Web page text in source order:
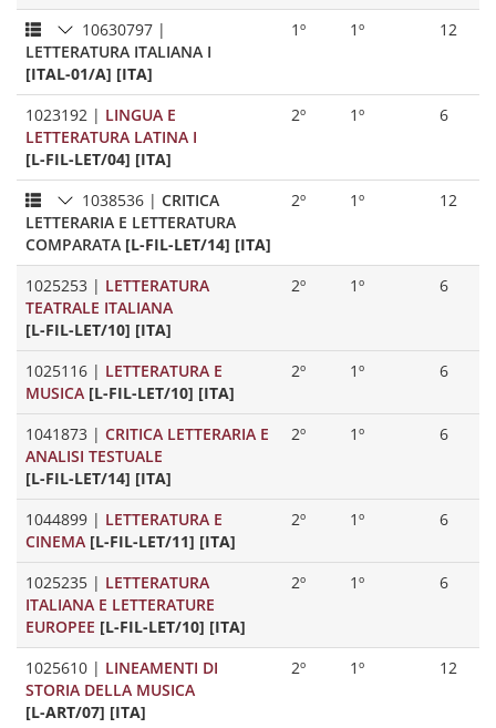
10630797 |
LETTERATURA ITALIANA I
[ITAL-01/A] [ITA]
1º 1º 12
1023192 | LINGUA E
LETTERATURA LATINA I
[L-FIL-LET/04] [ITA]
2º 1º 6
1038536 | CRITICA
LETTERARIA E LETTERATURA
COMPARATA [L-FIL-LET/14] [ITA]
2º 1º 12
1025253 | LETTERATURA
TEATRALE ITALIANA
[L-FIL-LET/10] [ITA]
2º 1º 6
1025116 | LETTERATURA E
MUSICA [L-FIL-LET/10] [ITA]
2º 1º 6
1041873 | CRITICA LETTERARIA E
ANALISI TESTUALE
[L-FIL-LET/14] [ITA]
2º 1º 6
1044899 | LETTERATURA E
CINEMA [L-FIL-LET/11] [ITA]
2º 1º 6
1025235 | LETTERATURA
ITALIANA E LETTERATURE
EUROPEE [L-FIL-LET/10] [ITA]
2º 1º 6
1025610 | LINEAMENTI DI
STORIA DELLA MUSICA
[L-ART/07] [ITA]
2º 1º 12